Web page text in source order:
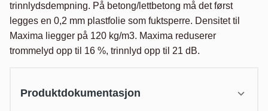
trinnlydsdempning. På betong/lettbetong må det først
legges en 0,2 mm plastfolie som fuktsperre. Densitet til
Maxima liegger på 120 kg/m3. Maxima reduserer
trommelyd opp til 16 %, trinnlyd opp til 21 dB.
Produktdokumentasjon